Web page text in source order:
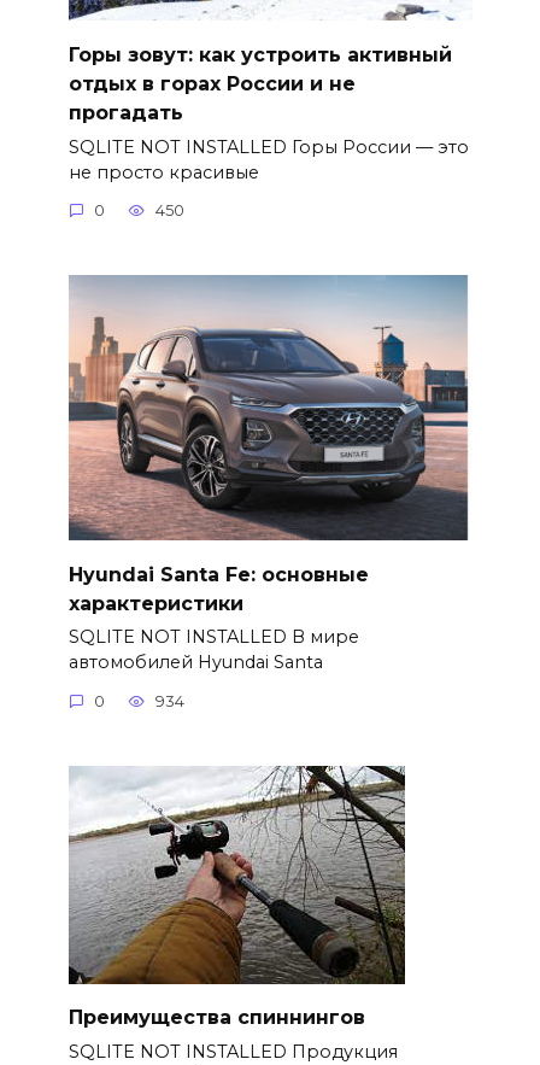
Горы зовут: как устроить активный
отдых в горах России и не
прогадать
SQLITE NOT INSTALLED Горы России — это
не просто красивые
0 450
Hyundai Santa Fe: основные
характеристики
SQLITE NOT INSTALLED В мире
автомобилей Hyundai Santa
0 934
Преимущества спиннингов
SQLITE NOT INSTALLED Продукция